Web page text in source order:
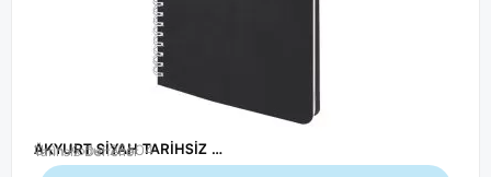
AKYURT SİYAH TARİHSİZ DEFTER (13X21 CM)
Ürün Kodu: 25604
Tarihsiz Defterler